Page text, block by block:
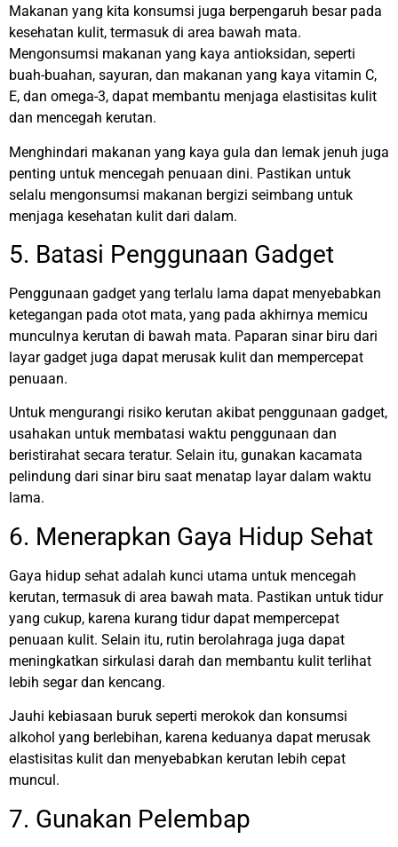
Makanan yang kita konsumsi juga berpengaruh besar pada
kesehatan kulit, termasuk di area bawah mata.
Mengonsumsi makanan yang kaya antioksidan, seperti
buah-buahan, sayuran, dan makanan yang kaya vitamin C,
E, dan omega-3, dapat membantu menjaga elastisitas kulit
dan mencegah kerutan.
Menghindari makanan yang kaya gula dan lemak jenuh juga
penting untuk mencegah penuaan dini. Pastikan untuk
selalu mengonsumsi makanan bergizi seimbang untuk
menjaga kesehatan kulit dari dalam.
5. Batasi Penggunaan Gadget
Penggunaan gadget yang terlalu lama dapat menyebabkan
ketegangan pada otot mata, yang pada akhirnya memicu
munculnya kerutan di bawah mata. Paparan sinar biru dari
layar gadget juga dapat merusak kulit dan mempercepat
penuaan.
Untuk mengurangi risiko kerutan akibat penggunaan gadget,
usahakan untuk membatasi waktu penggunaan dan
beristirahat secara teratur. Selain itu, gunakan kacamata
pelindung dari sinar biru saat menatap layar dalam waktu
lama.
6. Menerapkan Gaya Hidup Sehat
Gaya hidup sehat adalah kunci utama untuk mencegah
kerutan, termasuk di area bawah mata. Pastikan untuk tidur
yang cukup, karena kurang tidur dapat mempercepat
penuaan kulit. Selain itu, rutin berolahraga juga dapat
meningkatkan sirkulasi darah dan membantu kulit terlihat
lebih segar dan kencang.
Jauhi kebiasaan buruk seperti merokok dan konsumsi
alkohol yang berlebihan, karena keduanya dapat merusak
elastisitas kulit dan menyebabkan kerutan lebih cepat
muncul.
7. Gunakan Pelembap